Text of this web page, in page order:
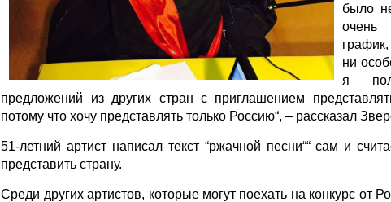
было
очень
ни
я
предложений из других стран с приглашением
потому что хочу представлять только Россию“, – рассказал
51-летний артист написал текст “ржачной песни““ сам и
представить страну.
Среди других артистов, которые могут поехать на конкурс от